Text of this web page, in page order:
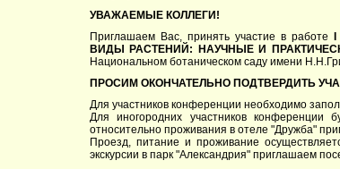
УВАЖАЕМЫЕ КОЛЛЕГИ!
Приглашаем Вас, принять участие в работе
ВИДЫ РАСТЕНИЙ: НАУЧНЫЕ И
Национальном ботаническом саду имени
ПРОСИМ ОКОНЧАТЕЛЬНО ПОДТВЕРДИТЬ
Для участников конференции необходимо
Для иногородних участников конференции
относительно проживания в отеле "Дружба"
Проезд, питание и проживание
экскурсии в парк "Александрия" приглашаем